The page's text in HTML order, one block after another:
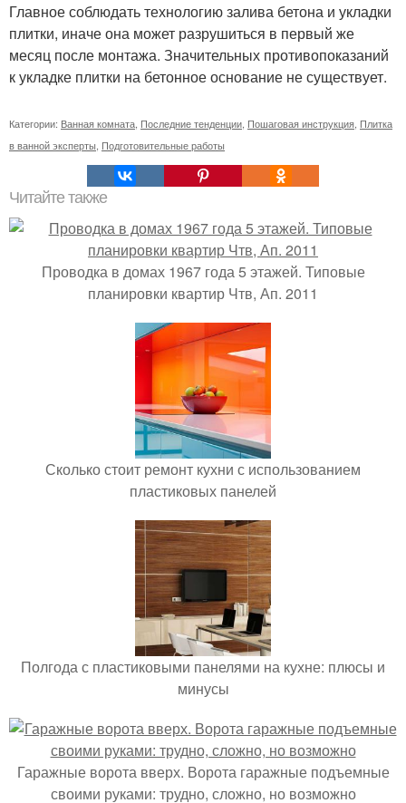
Главное соблюдать технологию залива бетона и укладки
плитки, иначе она может разрушиться в первый же
месяц после монтажа. Значительных противопоказаний
к укладке плитки на бетонное основание не существует.
Категории: Ванная комната, Последние тенденции, Пошаговая инструкция, Плитка
в ванной эксперты, Подготовительные работы
Читайте также
Проводка в домах 1967 года 5 этажей. Типовые
планировки квартир Чтв, Ап. 2011
Сколько стоит ремонт кухни с использованием
пластиковых панелей
Полгода с пластиковыми панелями на кухне: плюсы и
минусы
Гаражные ворота вверх. Ворота гаражные подъемные
своими руками: трудно, сложно, но возможно